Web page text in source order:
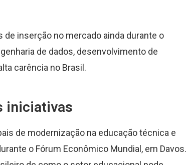
inserção no mercado ainda durante o
de dados, desenvolvimento de
carência no Brasil.
iniciativas
de modernização na educação técnica e
o Fórum Econômico Mundial, em Davos.